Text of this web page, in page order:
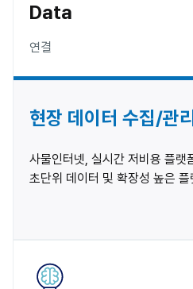
Data
연결
현장 데이터 수집/관
사물인터넷, 실시간 저비용 플랫
초단위 데이터 및 확장성 높은 플